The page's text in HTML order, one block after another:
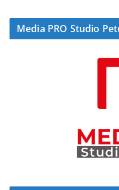
Media PRO Studio